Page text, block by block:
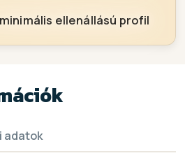
ellenállású profil
adatok